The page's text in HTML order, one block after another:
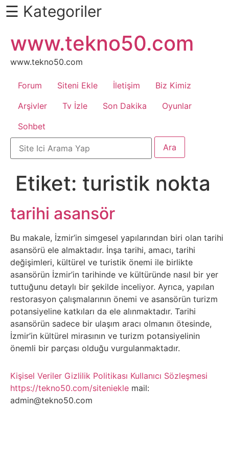
Daha
Fazlası
İçin
Kaydır
Android
Apk
Arabalar
Bankacılık
İşlemleri
Belgesel
Bilgi
Bilgisayar
Bilim
Bitcoin
Çizgi
☰ Kategoriler
atla
www.tekno50.com
www.tekno50.com
Forum Siteni Ekle İletişim
Biz Kimiz
Arşivler
Tv İzle Son Dakika
Oyunlar
Sohbet
Etiket: turistik nokta
tarihi asansör
Bu makale, İzmir’in simgesel yapılarından biri olan tarihi
asansörü ele almaktadır. İnşa tarihi, amacı, tarihi
değişimleri, kültürel ve turistik önemi ile birlikte
asansörün İzmir’in tarihinde ve kültüründe nasıl bir yer
tuttuğunu detaylı bir şekilde inceliyor. Ayrıca, yapılan
restorasyon çalışmalarının önemi ve asansörün turizm
potansiyeline katkıları da ele alınmaktadır. Tarihi
asansörün sadece bir ulaşım aracı olmanın ötesinde,
İzmir’in kültürel mirasının ve turizm potansiyelinin
önemli bir parçası olduğu vurgulanmaktadır.
Kişisel Veriler Gizlilik Politikası Kullanıcı Sözleşmesi
https://tekno50.com/siteniekle mail:
admin@tekno50.com